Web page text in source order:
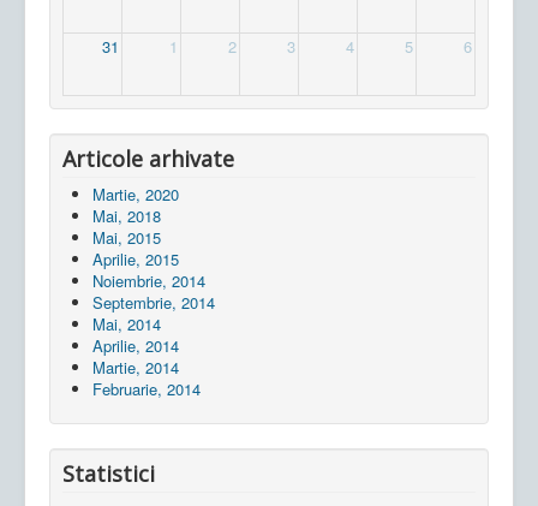
31 1 2 3 4 5 6
Articole arhivate
Martie, 2020
Mai, 2018
Mai, 2015
Aprilie, 2015
Noiembrie, 2014
Septembrie, 2014
Mai, 2014
Aprilie, 2014
Martie, 2014
Februarie, 2014
Statistici